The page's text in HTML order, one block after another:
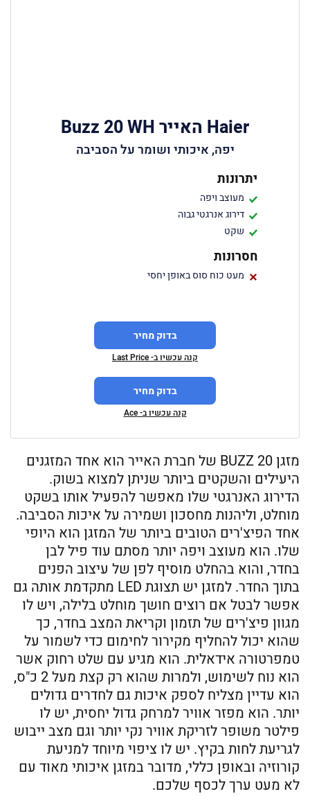
Haier האייר Buzz 20 WH
יפה, איכותי ושומר על הסביבה
יתרונות
מעוצב ויפה
דירוג אנרגטי גבוה
שקט
חסרונות
מעט כוח סוס באופן יחסי
בדוק מחיר
קנה עכשיו ב- Last Price
בדוק מחיר
קנה עכשיו ב- Ace
מזגן BUZZ 20 של חברת האייר הוא אחד המזגנים
היעילים והשקטים ביותר שניתן למצוא בשוק.
הדירוג האנרגטי שלו מאפשר להפעיל אותו בשקט
מוחלט, וליהנות מחסכון ושמירה על איכות הסביבה.
אחד הפיצ'רים הטובים ביותר של המזגן הוא היופי
שלו. הוא מעוצב ויפה יותר מסתם עוד פיל לבן
בחדר, והוא בהחלט מוסיף לפן של עיצוב הפנים
בתוך החדר. למזגן יש תצוגת LED מתקדמת אותה גם
אפשר לבטל אם רוצים חושך מוחלט בלילה, ויש לו
מגוון פיצ'רים של תזמון וקריאת המצב בחדר, כך
שהוא יכול להחליף מקירור לחימום כדי לשמור על
טמפרטורה אידאלית. הוא מגיע עם שלט רחוק אשר
הוא נוח לשימוש, ולמרות שהוא רק קצת מעל 2 כ"ס,
הוא עדיין מצליח לספק איכות גם לחדרים גדולים
יותר. הוא מפזר אוויר למרחק גדול יחסית, יש לו
פילטר משופר לזריקת אוויר נקי יותר וגם מצב ייבוש
לגריעת לחות בקיץ. יש לו ציפוי מיוחד למניעת
קורוזיה ובאופן כללי, מדובר במזגן איכותי מאוד עם
לא מעט ערך לכסף שלכם.